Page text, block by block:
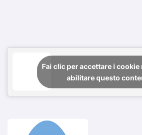
Fai clic per accettare i
abilitare questo